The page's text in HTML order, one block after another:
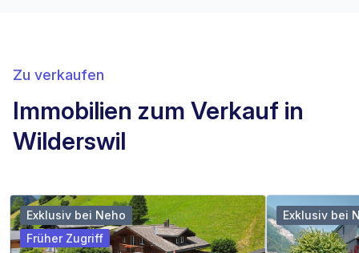
Zu verkaufen
Immobilien zum Verkauf in
Wilderswil
Exklusiv bei Neho
Früher Zugriff
Exklusiv bei